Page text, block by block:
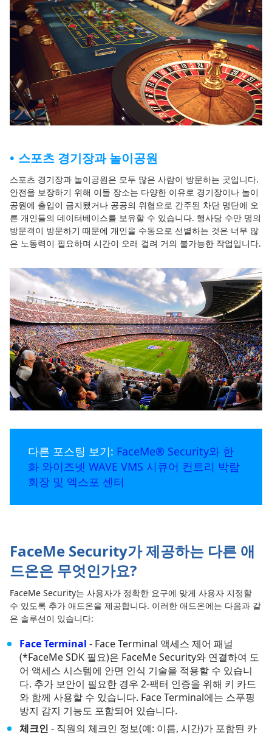
스포츠 경기장과 놀이공원
스포츠 경기장과 놀이공원은 모두 많은 사람이 방문하는 곳입니다.
안전을 보장하기 위해 이들 장소는 다양한 이유로 경기장이나 놀이
공원에 출입이 금지됐거나 공공의 위협으로 간주된 차단 명단에 오
른 개인들의 데이터베이스를 보유할 수 있습니다. 행사당 수만 명의
방문객이 방문하기 때문에 개인을 수동으로 선별하는 것은 너무 많
은 노동력이 필요하며 시간이 오래 걸려 거의 불가능한 작업입니다.
다른 포스팅 보기: FaceMe® Security와 한
화 와이즈넷 WAVE VMS 시큐어 컨트리 박람
회장 및 엑스포 센터
FaceMe Security가 제공하는 다른 애
드온은 무엇인가요?
FaceMe Security는 사용자가 정확한 요구에 맞게 사용자 지정할
수 있도록 추가 애드온을 제공합니다. 이러한 애드온에는 다음과 같
은 솔루션이 있습니다:
Face Terminal - Face Terminal 액세스 제어 패널
(*FaceMe SDK 필요)은 FaceMe Security와 연결하여 도
어 액세스 시스템에 안면 인식 기술을 적용할 수 있습니
다. 추가 보안이 필요한 경우 2-팩터 인증을 위해 키 카드
와 함께 사용할 수 있습니다. Face Terminal에는 스푸핑
방지 감지 기능도 포함되어 있습니다.
체크인 - 직원의 체크인 정보(예: 이름, 시간)가 포함된 카